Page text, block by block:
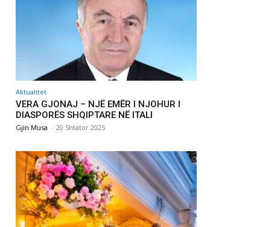
Aktualitet
VERA GJONAJ – NJË EMËR I NJOHUR I
DIASPORËS SHQIPTARE NË ITALI
Gjin Musa - 20 Shtator 2025